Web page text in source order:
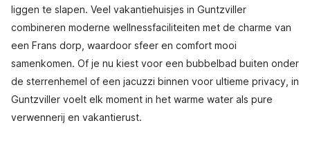
liggen te slapen. Veel vakantiehuisjes in Guntzviller
combineren moderne wellnessfaciliteiten met de charme van
een Frans dorp, waardoor sfeer en comfort mooi
samenkomen. Of je nu kiest voor een bubbelbad buiten onder
de sterrenhemel of een jacuzzi binnen voor ultieme privacy, in
Guntzviller voelt elk moment in het warme water als pure
verwennerij en vakantierust.